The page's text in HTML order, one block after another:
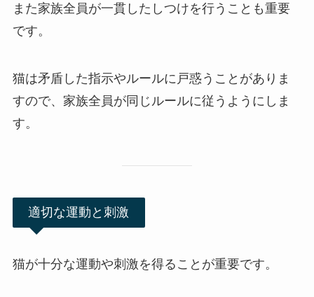
また家族全員が一貫したしつけを行うことも重要
です。
猫は矛盾した指示やルールに戸惑うことがありま
すので、 家族全員が同じルールに従う ようにしま
す。
適切な運動と刺激
猫が十分な運動や刺激を得ることが重要です。